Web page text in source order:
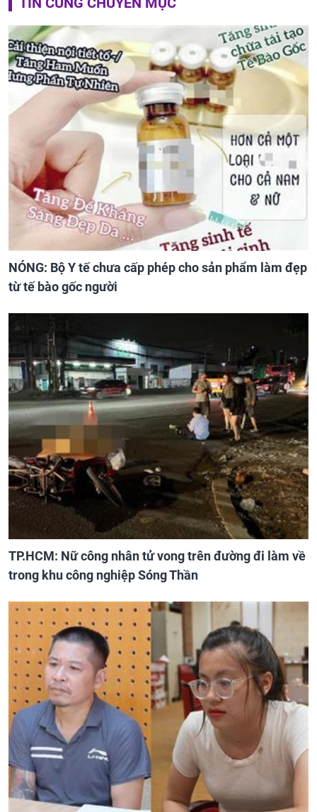
NÓNG: Bộ Y tế chưa cấp phép cho sản phẩm làm đẹp
từ tế bào gốc người
TP.HCM: Nữ công nhân tử vong trên đường đi làm về
trong khu công nghiệp Sóng Thần